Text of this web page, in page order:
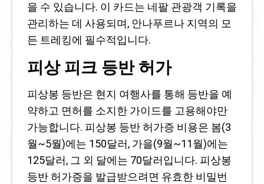
을 수 있습니다. 이 카드는 네팔 관광객 기록을
관리하는 데 사용되며, 안나푸르나 지역의 모
든 트레킹에 필수적입니다.
피상 피크 등반 허가
피상봉 등반은 현지 여행사를 통해 등반을 예
약하고 면허를 소지한 가이드를 고용해야만
가능합니다. 피상봉 등반 허가증 비용은 봄(3
월~5월)에는 150달러, 가을(9월~11월)에는
125달러, 그 외 달에는 70달러입니다. 피상봉
등반 허가증을 발급받으려면 유효한 비밀번